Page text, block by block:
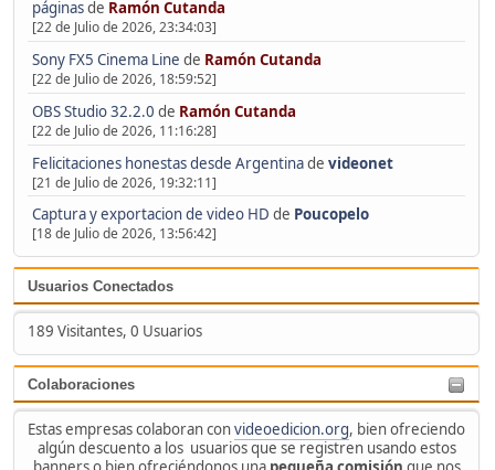
páginasde Ramón Cutanda
[22 de Julio de 2026, 23:34:03]
Sony FX5 Cinema Line de Ramón Cutanda
[22 de Julio de 2026, 18:59:52]
OBS Studio 32.2.0 de Ramón Cutanda
[22 de Julio de 2026, 11:16:28]
Felicitaciones honestas desde Argentinade videonet
[21 de Julio de 2026, 19:32:11]
Captura y exportacion de video HD de Poucopelo
[18 de Julio de 2026, 13:56:42]
Usuarios Conectados
189 Visitantes, 0 Usuarios
Colaboraciones
Estas empresas colaboran convideoedicion.org, bien ofreciendo
algún descuento a los usuarios que se registren usando estos